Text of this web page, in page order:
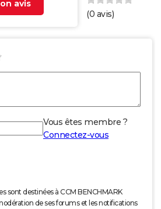
avis
(0 avis)
Vous êtes membre ?
Connectez-vous
sont destinées à CCM BENCHMARK
de ses forums et les notifications